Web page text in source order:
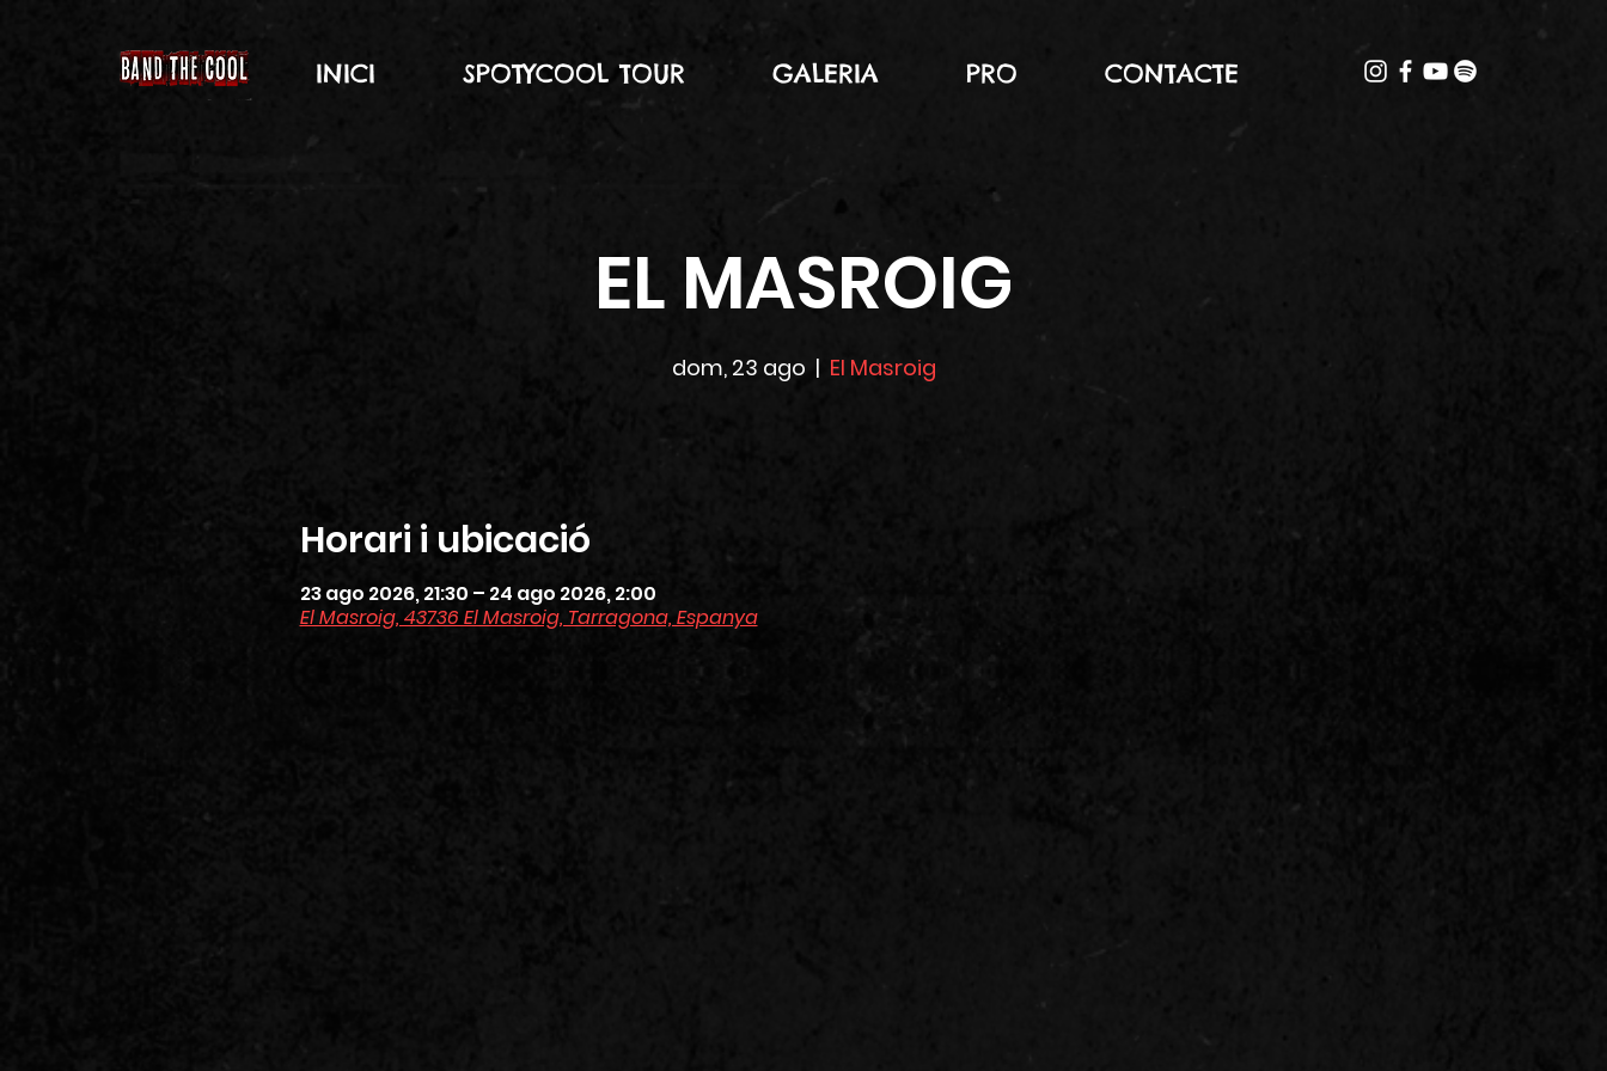
INICI SPOTYCOOL TOUR GALERIA PRO CONTACTE
EL MASROIG
dom, 23 ago
  |
El Masroig
Horari i ubicació
23 ago 2026, 21:30 – 24 ago 2026, 2:00
El Masroig, 43736 El Masroig, Tarragona, Espanya